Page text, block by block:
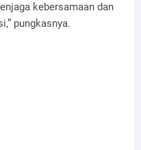
kebersamaan dan
pungkasnya.